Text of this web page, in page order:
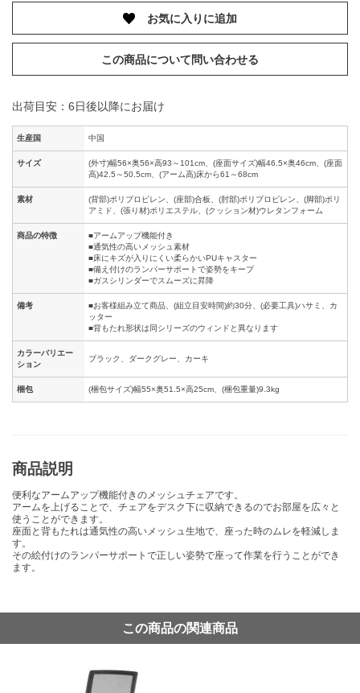
お気に入りに追加
この商品について問い合わせる
出荷目安：6日後以降にお届け
生産国 中国
サイズ
(外寸)幅56×奥56×高93～101cm、(座面サイズ)幅46.5×奥46cm、(座面
高)42.5～50.5cm、(アーム高)床から61～68cm
素材
(背部)ポリプロピレン、(座部)合板、(肘部)ポリプロピレン、(脚部)ポリ
アミド、(張り材)ポリエステル、(クッション材)ウレタンフォーム
商品の特徴
■アームアップ機能付き
■通気性の高いメッシュ素材
■床にキズが入りにくい柔らかいPUキャスター
■備え付けのランパーサポートで姿勢をキープ
■ガスシリンダーでスムーズに昇降
備考
■お客様組み立て商品、(組立目安時間)約30分、(必要工具)ハサミ、カ
ッター
■背もたれ形状は同シリーズのウィンドと異なります
カラーバリエー
ション
ブラック、ダークグレー、カーキ
梱包 (梱包サイズ)幅55×奥51.5×高25cm、(梱包重量)9.3kg
商品説明
便利なアームアップ機能付きのメッシュチェアです。
アームを上げることで、チェアをデスク下に収納できるのでお部屋を広々と
使うことができます。
座面と背もたれは通気性の高いメッシュ生地で、座った時のムレを軽減しま
す。
その絵付けのランパーサポートで正しい姿勢で座って作業を行うことができ
ます。
この商品の関連商品